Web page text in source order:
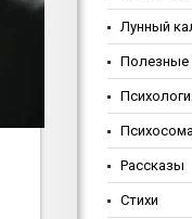
Лунный
Полезные
Рассказы
Стихи